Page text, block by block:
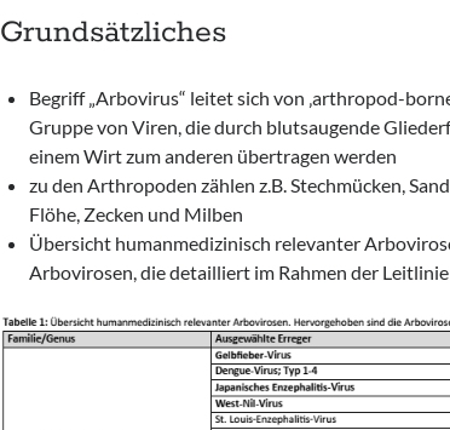
Grundsätzliches
Begriff „Arbovirus“ leitet sich von ‚arthropod-
Gruppe von Viren, die durch blutsaugende
einem Wirt zum anderen übertragen werden
zu den Arthropoden zählen z.B. Stechmücken,
Flöhe, Zecken und Milben
Übersicht humanmedizinisch relevanter
Arbovirosen, die detailliert im Rahmen der